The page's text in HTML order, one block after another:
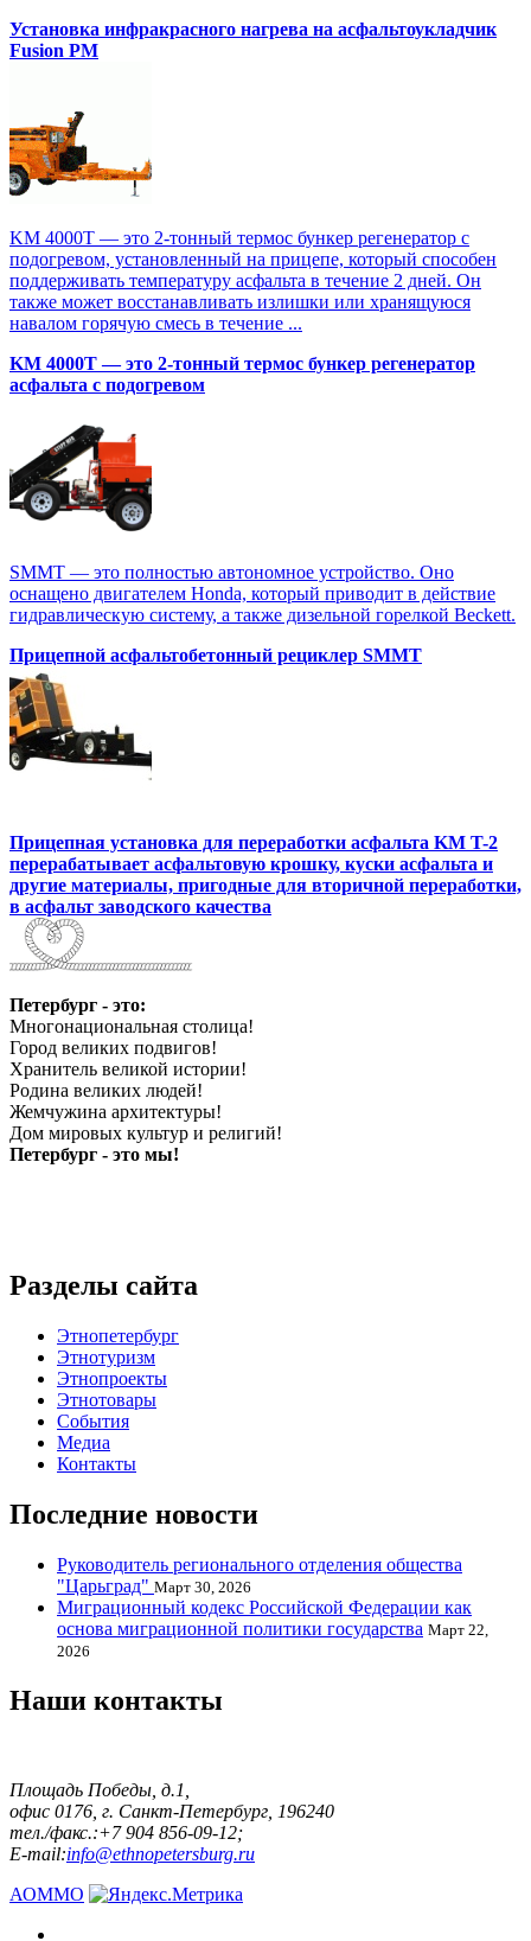
Установка инфракрасного нагрева на асфальтоукладчик
Fusion PM
KM 4000T — это 2-тонный термос бункер регенератор с
подогревом, установленный на прицепе, который способен
поддерживать температуру асфальта в течение 2 дней. Он
также может восстанавливать излишки или хранящуюся
навалом горячую смесь в течение ...
KM 4000T — это 2-тонный термос бункер регенератор
асфальта с подогревом
SMMT — это полностью автономное устройство. Оно
оснащено двигателем Honda, который приводит в действие
гидравлическую систему, а также дизельной горелкой Beckett.
Прицепной асфальтобетонный рециклер SMMT
Прицепная установка для переработки асфальта KM T-2
перерабатывает асфальтовую крошку, куски асфальта и
другие материалы, пригодные для вторичной переработки,
в асфальт заводского качества
Петербург - это:
Многонациональная столица!
Город великих подвигов!
Хранитель великой истории!
Родина великих людей!
Жемчужина архитектуры!
Дом мировых культур и религий!
Петербург - это мы!
Разделы сайта
Этнопетербург
Этнотуризм
Этнопроекты
Этнотовары
События
Медиа
Контакты
Последние новости
Руководитель регионального отделения общества
"Царьград" Март 30, 2026
Миграционный кодекс Российской Федерации как
основа миграционной политики государства Март 22,
2026
Наши контакты
Площадь Победы, д.1,
офис 0176, г. Санкт-Петербург, 196240
тел./факс.:+7 904 856-09-12;
E-mail:info@ethnopetersburg.ru
АОММО